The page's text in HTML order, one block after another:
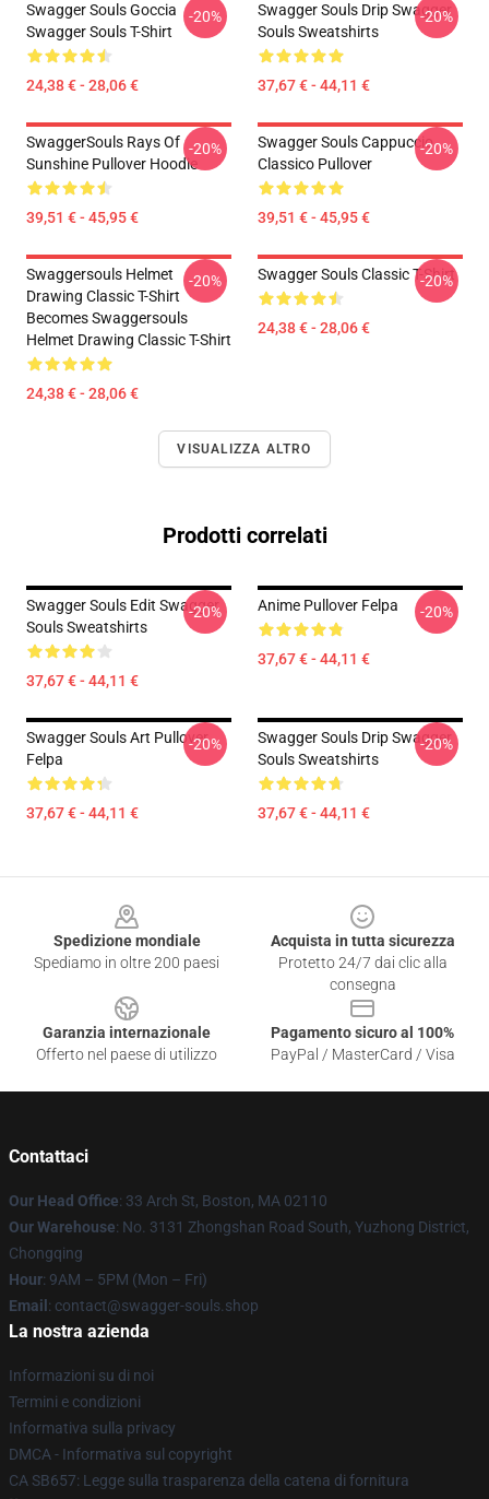
Swagger Souls Goccia
Swagger Souls T-Shirt
24,38 € - 28,06 €
-20%
Swagger Souls Drip Swagger
Souls Sweatshirts
37,67 € - 44,11 €
-20%
SwaggerSouls Rays Of
Sunshine Pullover Hoodie
39,51 € - 45,95 €
-20%
Swagger Souls Cappuccio
Classico Pullover
39,51 € - 45,95 €
-20%
Swaggersouls Helmet
Drawing Classic T-Shirt
Becomes Swaggersouls
Helmet Drawing Classic T-Shirt
24,38 € - 28,06 €
-20% Swagger Souls Classic T-Shirt
24,38 € - 28,06 €
-20%
VISUALIZZA ALTRO
Prodotti correlati
Swagger Souls Edit Swagger
Souls Sweatshirts
37,67 € - 44,11 €
-20% Anime Pullover Felpa
37,67 € - 44,11 €
-20%
Swagger Souls Art Pullover
Felpa
37,67 € - 44,11 €
-20%
Swagger Souls Drip Swagger
Souls Sweatshirts
37,67 € - 44,11 €
-20%
Spedizione mondiale
Spediamo in oltre 200 paesi
Acquista in tutta sicurezza
Protetto 24/7 dai clic alla
consegna
Garanzia internazionale
Offerto nel paese di utilizzo
Pagamento sicuro al 100%
PayPal / MasterCard / Visa
Contattaci
Our Head Office: 33 Arch St, Boston, MA 02110
Our Warehouse: No. 3131 Zhongshan Road South, Yuzhong District,
Chongqing
Hour: 9AM – 5PM (Mon – Fri)
Email : contact@swagger-souls.shop
La nostra azienda
Informazioni su di noi
Termini e condizioni
Informativa sulla privacy
DMCA - Informativa sul copyright
CA SB657: Legge sulla trasparenza della catena di fornitura